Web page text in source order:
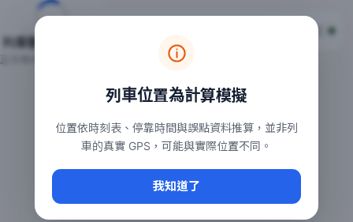
台鐵列車即時位置地圖
本頁顯示目前全台鐵運行中的列車位置，涵蓋自強、普悠瑪、
常用查詢：
、台中車站即時動態
台鐵即時動態
列車位置為計算模擬
位置依時刻表、停靠時間與誤點資料推算，並非列
車的真實 GPS，可能與實際位置不同。
我知道了
列車動態載入中…